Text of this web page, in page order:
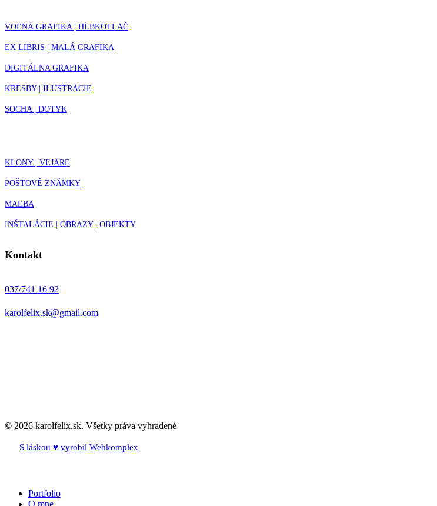
VOĽNÁ GRAFIKA | HĹBKOTLAČ
EX LIBRIS | MALÁ GRAFIKA
DIGITÁLNA GRAFIKA
KRESBY | ILUSTRÁCIE
SOCHA | DOTYK
KLONY | VEJÁRE
POŠTOVÉ ZNÁMKY
MAĽBA
INŠTALÁCIE | OBRAZY | OBJEKTY
Kontakt
037/741 16 92
karolfelix.sk@gmail.com
© 2026 karolfelix.sk. Všetky práva vyhradené
S láskou ♥ vyrobil Webkomplex
Close
Menu
Portfolio
O mne